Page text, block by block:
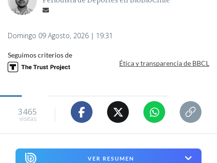
Domingo 09 Agosto, 2026 | 19:31
Seguimos criterios de
Ética y transparencia de BBCL
3465
visitas
VER RESUMEN